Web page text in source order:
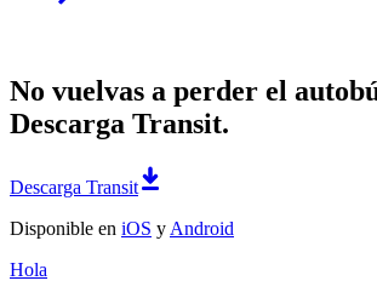
No vuelvas a perder el
Descarga Transit.
Descarga Transit
Disponible en iOS y Android
Hola